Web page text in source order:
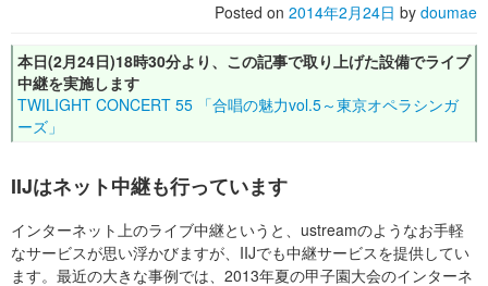
Posted on 2014年2月24日 by doumae
本日(2月24日)18時30分より、この記事で取り上げた設備でライブ
中継を実施します
TWILIGHT CONCERT 55 「合唱の魅力vol.5～東京オペラシンガ
ーズ」
IIJはネット中継も行っています
インターネット上のライブ中継というと、ustreamのようなお手軽
なサービスが思い浮かびますが、IIJでも中継サービスを提供してい
ます。最近の大きな事例では、2013年夏の甲子園大会のインターネ